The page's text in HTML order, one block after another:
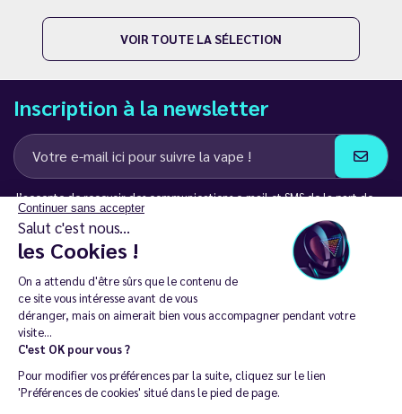
Continuer sans accepter
Salut c'est nous...
les Cookies !
On a attendu d'être sûrs que le contenu de
ce site vous intéresse avant de vous
déranger, mais on aimerait bien vous accompagner pendant votre
visite...
C'est OK pour vous ?
Pour modifier vos préférences par la suite, cliquez sur le lien
'Préférences de cookies' situé dans le pied de page.
VOIR TOUTE LA SÉLECTION
Inscription à la newsletter
J’accepte de recevoir des communications e-mail et SMS de la part de
LD Groupe
Restez en contact
La vente de cigarette électronique est interdite chez les moins de
18 ans. 🔞